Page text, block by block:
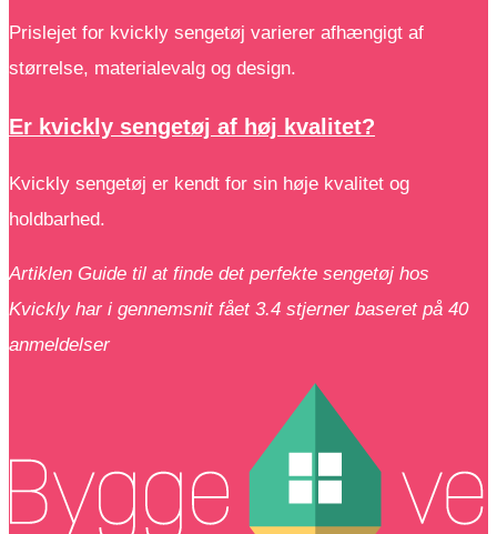
Prislejet for kvickly sengetøj varierer afhængigt af
størrelse, materialevalg og design.
Er kvickly sengetøj af høj kvalitet?
Kvickly sengetøj er kendt for sin høje kvalitet og
holdbarhed.
Artiklen Guide til at finde det perfekte sengetøj hos
Kvickly har i gennemsnit fået 3.4 stjerner baseret på 40
anmeldelser